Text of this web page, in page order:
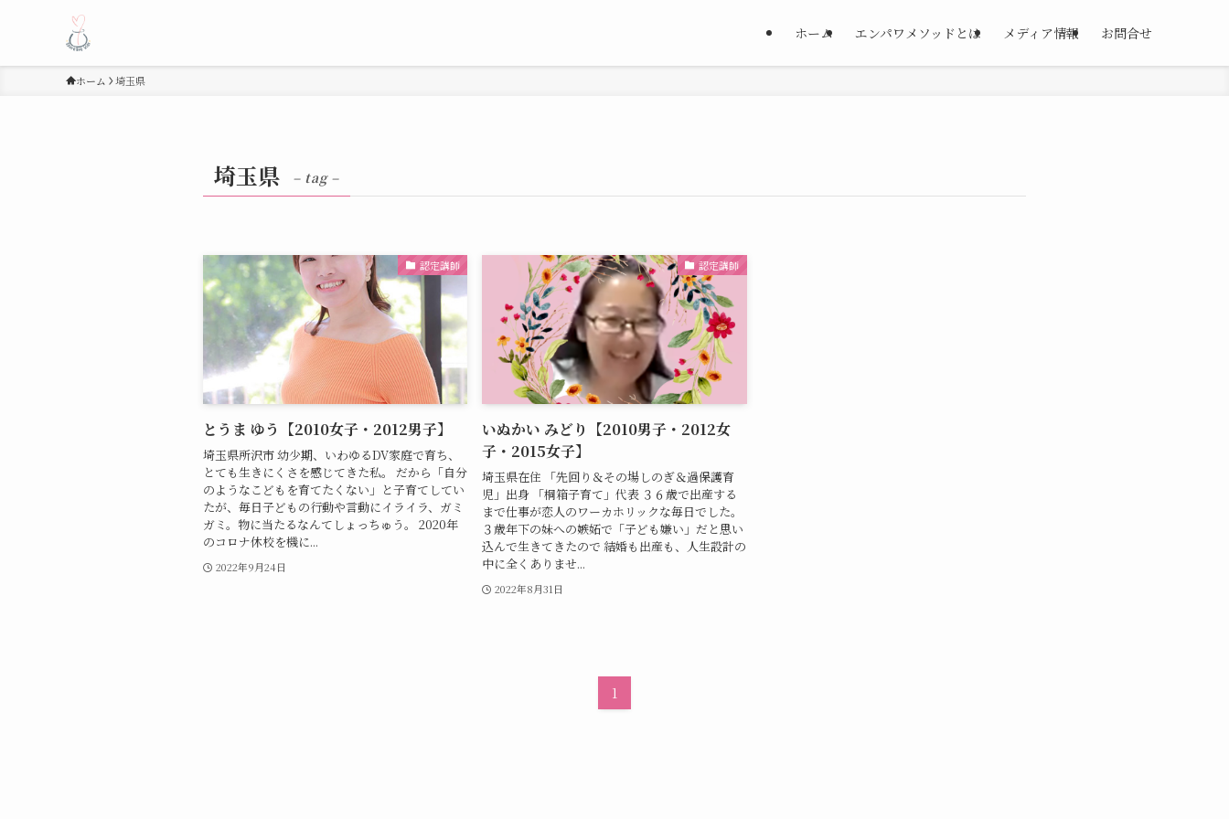
ホーム エンパワメソッドとは メディア情報 お問合せ
ホーム 埼玉県
埼玉県 – tag –
認定講師
とうま ゆう【2010女子・2012男子】
埼玉県所沢市 幼少期、いわゆるDV家庭で育ち、
とても生きにくさを感じてきた私。 だから「自分
のようなこどもを育てたくない」と子育てしてい
たが、毎日子どもの行動や言動にイライラ、ガミ
ガミ。物に当たるなんてしょっちゅう。 2020年
のコロナ休校を機に...
2022年9月24日
認定講師
いぬかい みどり【2010男子・2012女
子・2015女子】
埼玉県在住 「先回り＆その場しのぎ＆過保護育
児」出身 「桐箱子育て」代表 ３６歳で出産する
まで仕事が恋人のワーカホリックな毎日でした。
３歳年下の妹への嫉妬で「子ども嫌い」だと思い
込んで生きてきたので 結婚も出産も、人生設計の
中に全くありませ...
2022年8月31日
1